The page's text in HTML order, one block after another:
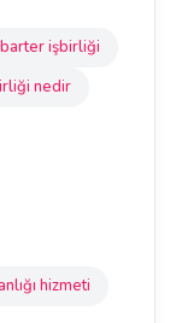
işbirliği
nedir
hizmeti